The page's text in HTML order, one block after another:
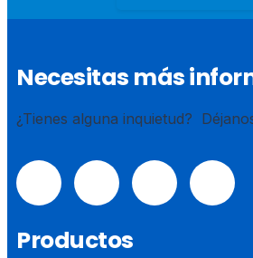
Necesitas más
¿Tienes alguna inquietud?
Productos